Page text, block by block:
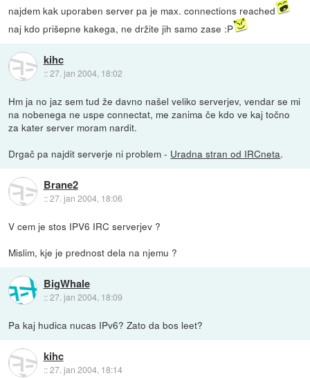
najdem kak uporaben server pa je max. connections reached
naj kdo prišepne kakega, ne držite jih samo zase :P
kihc
::27. jan 2004, 18:02
Hm ja no jaz sem tud že davno našel veliko serverjev, vendar se mi
na nobenega ne uspe connectat, me zanima če kdo ve kaj točno
za kater server moram nardit.
Drgač pa najdit serverje ni problem - Uradna stran od IRCneta.
Brane2
::27. jan 2004, 18:06
V cem je stos IPV6 IRC serverjev ?
Mislim, kje je prednost dela na njemu ?
BigWhale
::27. jan 2004, 18:09
Pa kaj hudica nucas IPv6? Zato da bos leet?
kihc
::27. jan 2004, 18:14